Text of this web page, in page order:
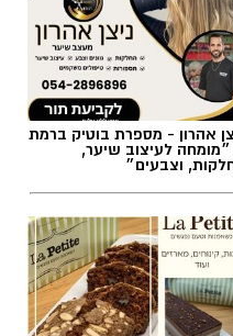
אהרון - מספרת בוטיק ברמת
״מומחה לעיצוב שיער,
וצבעים״